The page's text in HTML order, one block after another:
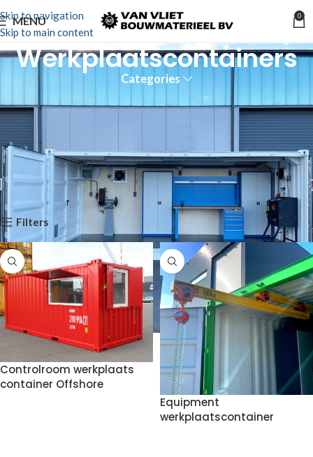
Skip to navigation
Skip to main content
MENU 0
Werkplaatscontainers
Categories
Hieronder treft u een greep uit de diverse soorten
werkplaatscontainers welke wij voor u kunnen realiseren. Van
eenvoudige standaard containers 8ft, 10ft, 20ft en 40ft tot high
cubes containers en offshore containers. Wij kunnen dit naar uw
wens volledig inrichten en gebruiken hiervoor zowel nieuwe als
gebruikte containers.
Home Verkoop Opslag/Accommodatie Werkplaatscontainers
Filters
Controlroom werkplaats
container Offshore
Equipment
werkplaatscontainer